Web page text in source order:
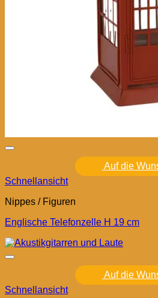
Auf die
Schnellansicht
Nippes / Figuren
Englische Telefonzelle H 19 cm
Auf die
Schnellansicht